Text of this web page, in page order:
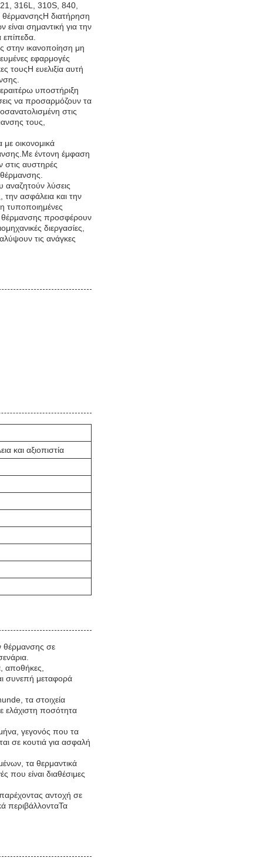
316L, 310S, 840,
θέρμανσηςΗ διατήρηση
σημαντική για την
στην ικανοποίηση μη
εφαρμογές
τουςΗ ευελιξία αυτή
υποστήριξη
να προσαρμόζουν τα
στις
τους,
με οικονομικά
έντονη έμφαση
στις αυστηρές
αναζητούν λύσεις
την ασφάλεια και την
τυποποιημένες
θέρμανσης προσφέρουν
διεργασίες,
τις ανάγκες
και αξιοπιστία
θέρμανσης σε
αποθήκες,
συνεπή μεταφορά
τα στοιχεία
ελάχιστη ποσότητα
γεγονός που τα
σε κουτιά για ασφαλή
τα θερμαντικά
που είναι διαθέσιμες
αντοχή σε
περιβάλλονταΤα